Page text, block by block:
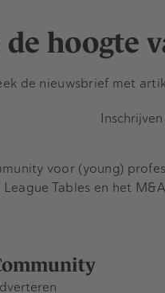
hoogte
de nieuwsbrief met
Inschrijven
voor (young)
Tables en het